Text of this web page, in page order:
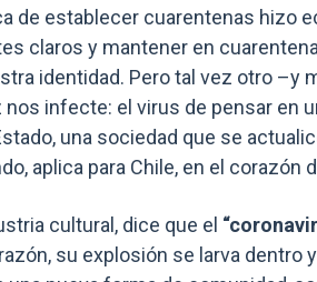
de establecer cuarentenas hizo
claros y mantener en
identidad. Pero tal vez otro –y
infecte: el virus de pensar en
una sociedad que se
aplica para Chile, en el corazón
cultural, dice que el
su explosión se larva dentro